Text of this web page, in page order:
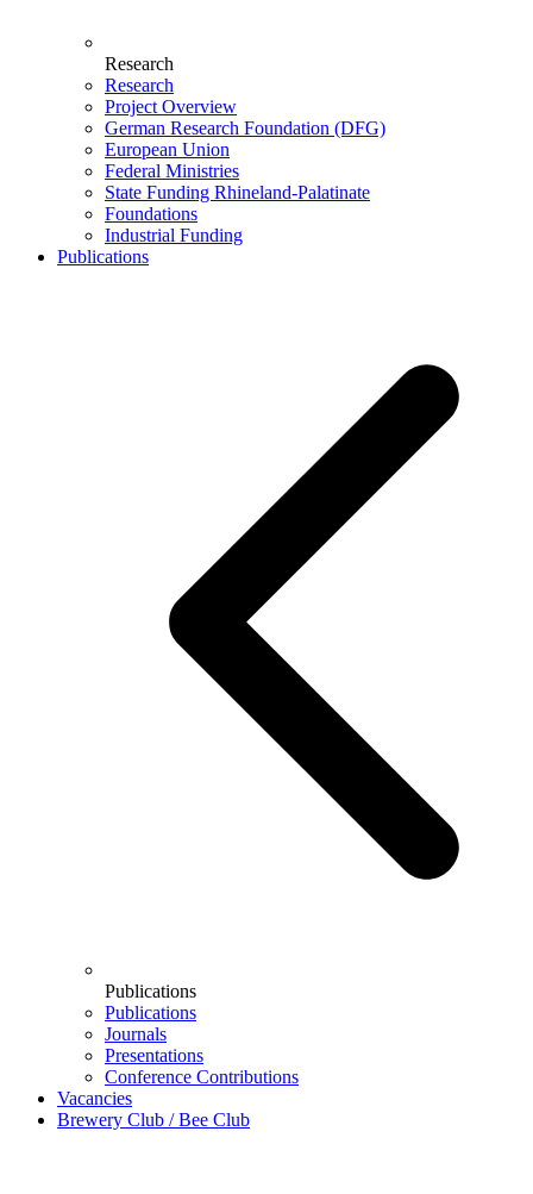
Research
Research
Project Overview
German Research Foundation (DFG)
European Union
Federal Ministries
State Funding Rhineland-Palatinate
Foundations
Industrial Funding
Publications
Publications
Publications
Journals
Presentations
Conference Contributions
Vacancies
Brewery Club / Bee Club